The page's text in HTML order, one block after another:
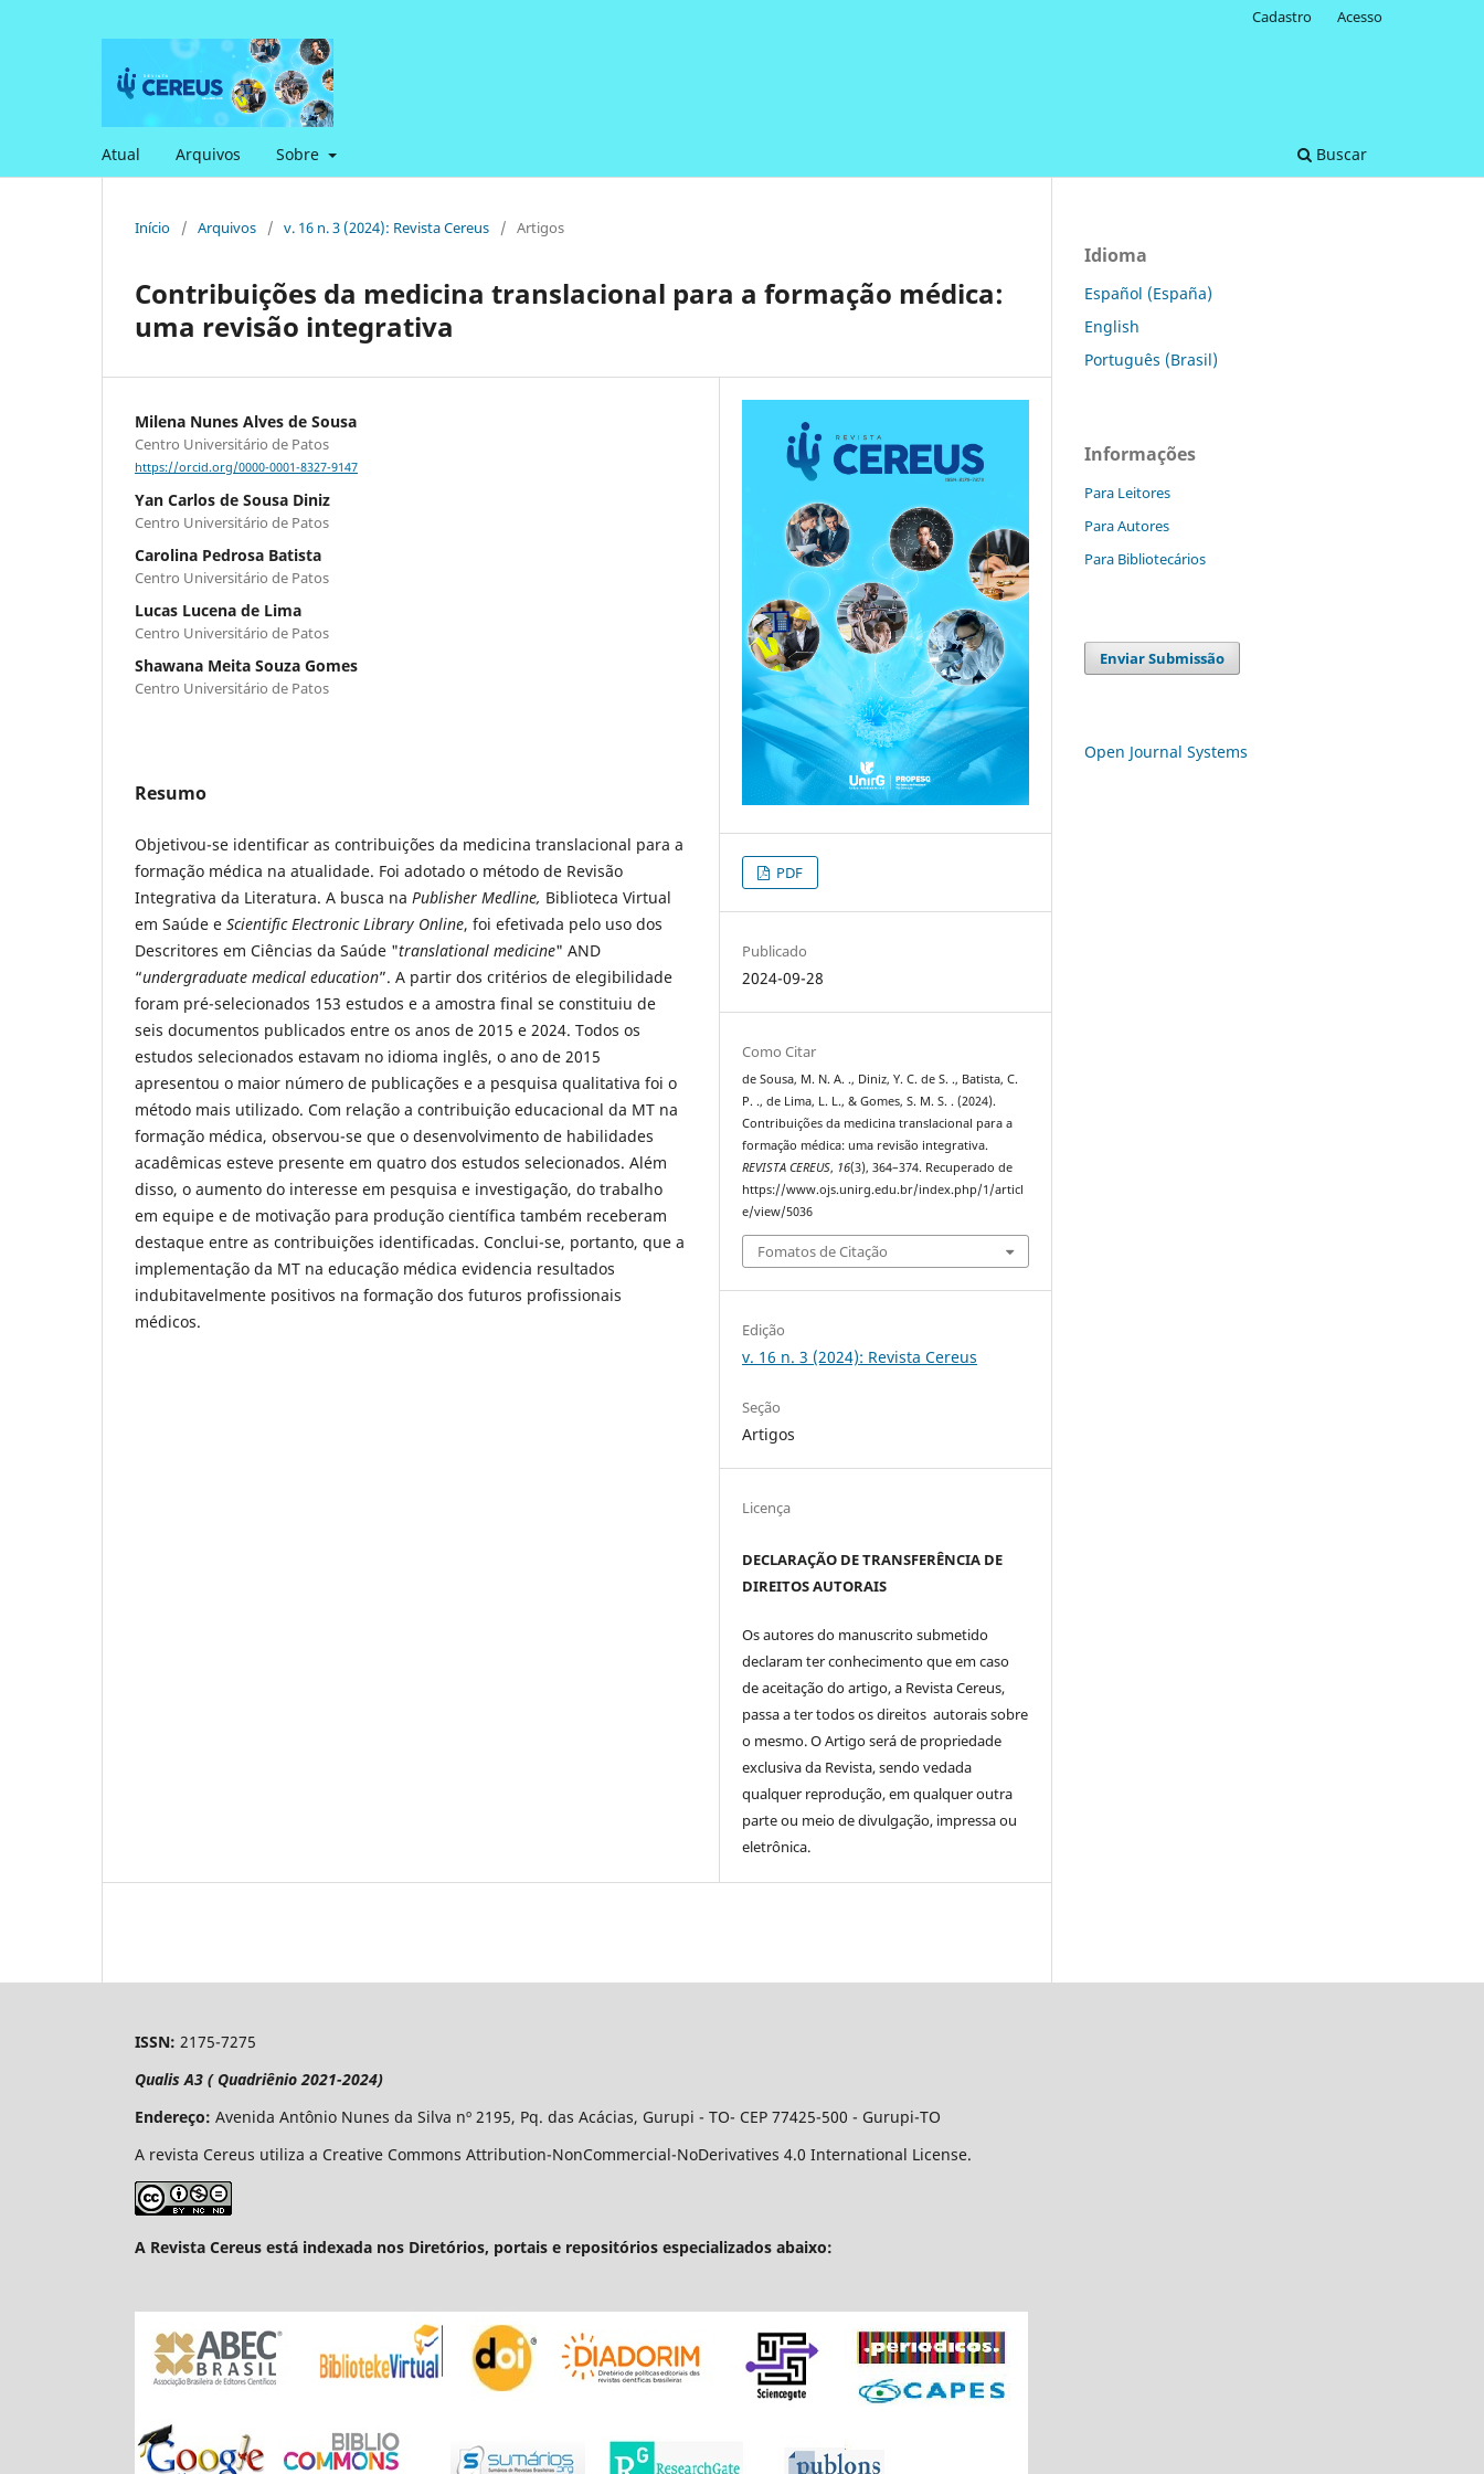
Atual Arquivos Sobre Buscar
Cadastro Acesso
Início / Arquivos / v. 16 n. 3 (2024): Revista Cereus / Artigos
Contribuições da medicina translacional para a formação médica:
uma revisão integrativa
Milena Nunes Alves de Sousa
Centro Universitário de Patos
https://orcid.org/0000-0001-8327-9147
Yan Carlos de Sousa Diniz
Centro Universitário de Patos
Carolina Pedrosa Batista
Centro Universitário de Patos
Lucas Lucena de Lima
Centro Universitário de Patos
Shawana Meita Souza Gomes
Centro Universitário de Patos
Resumo
Objetivou-se identificar as contribuições da medicina translacional para a
formação médica na atualidade. Foi adotado o método de Revisão
Integrativa da Literatura. A busca na Publisher Medline, Biblioteca Virtual
em Saúde e Scientific Electronic Library Online, foi efetivada pelo uso dos
Descritores em Ciências da Saúde "translational medicine" AND
“undergraduate medical education”. A partir dos critérios de elegibilidade
foram pré-selecionados 153 estudos e a amostra final se constituiu de
seis documentos publicados entre os anos de 2015 e 2024. Todos os
estudos selecionados estavam no idioma inglês, o ano de 2015
apresentou o maior número de publicações e a pesquisa qualitativa foi o
método mais utilizado. Com relação a contribuição educacional da MT na
formação médica, observou-se que o desenvolvimento de habilidades
acadêmicas esteve presente em quatro dos estudos selecionados. Além
disso, o aumento do interesse em pesquisa e investigação, do trabalho
em equipe e de motivação para produção científica também receberam
destaque entre as contribuições identificadas. Conclui-se, portanto, que a
implementação da MT na educação médica evidencia resultados
indubitavelmente positivos na formação dos futuros profissionais
médicos.
PDF
Publicado
2024-09-28
Como Citar
de Sousa, M. N. A. ., Diniz, Y. C. de S. ., Batista, C.
P. ., de Lima, L. L., & Gomes, S. M. S. . (2024).
Contribuições da medicina translacional para a
formação médica: uma revisão integrativa.
REVISTA CEREUS, 16(3), 364–374. Recuperado de
https://www.ojs.unirg.edu.br/index.php/1/articl
e/view/5036
Fomatos de Citação
Edição
v. 16 n. 3 (2024): Revista Cereus
Seção
Artigos
Licença
DECLARAÇÃO DE TRANSFERÊNCIA DE
DIREITOS AUTORAIS
Os autores do manuscrito submetido
declaram ter conhecimento que em caso
de aceitação do artigo, a Revista Cereus,
passa a ter todos os direitos autorais sobre
o mesmo. O Artigo será de propriedade
exclusiva da Revista, sendo vedada
qualquer reprodução, em qualquer outra
parte ou meio de divulgação, impressa ou
eletrônica.
Idioma
Español (España)
English
Português (Brasil)
Informações
Para Leitores
Para Autores
Para Bibliotecários
Enviar Submissão
Open Journal Systems
ISSN: 2175-7275
Qualis A3 ( Quadriênio 2021-2024)
Endereço: Avenida Antônio Nunes da Silva nº 2195, Pq. das Acácias, Gurupi - TO- CEP 77425-500 - Gurupi-TO
A revista Cereus utiliza a Creative Commons Attribution-NonCommercial-NoDerivatives 4.0 International License.
A Revista Cereus está indexada nos Diretórios, portais e repositórios especializados abaixo: